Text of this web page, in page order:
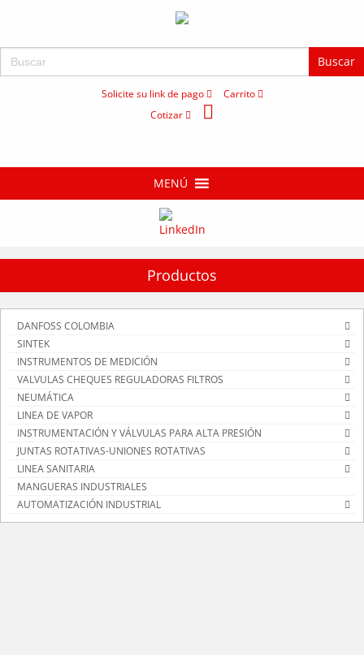
Buscar:
Solicite su link de pago
Carrito
Cotizar
MENÚ
Productos
DANFOSS COLOMBIA
SINTEK
INSTRUMENTOS DE MEDICIÓN
VALVULAS CHEQUES REGULADORAS FILTROS
NEUMÁTICA
LINEA DE VAPOR
INSTRUMENTACIÓN Y VÁLVULAS PARA ALTA PRESIÓN
JUNTAS ROTATIVAS-UNIONES ROTATIVAS
LINEA SANITARIA
MANGUERAS INDUSTRIALES
AUTOMATIZACIÓN INDUSTRIAL